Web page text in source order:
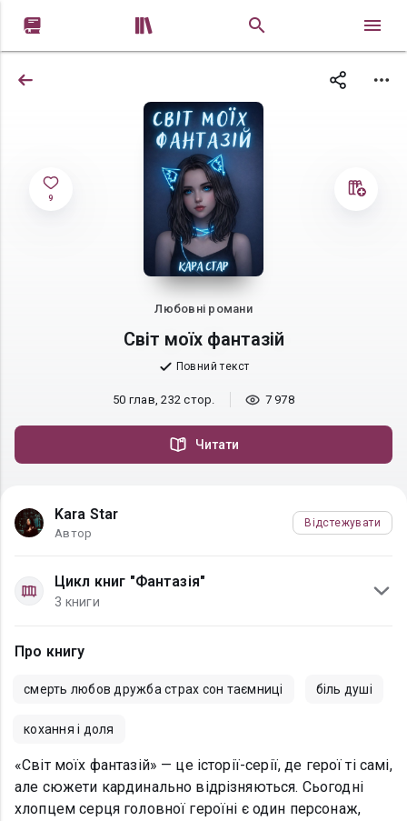
 
9
Любовні романи
Світ моїх фантазій
Повний текст
50 глав, 232 стор. 7 978
Читати
Kara Star
Автор
Відстежувати
Цикл книг "Фантазія"
3 книги
Про книгу
смерть любов дружба страх сон таємниці біль душі
кохання і доля
«Світ моїх фантазій» — це історії-серії, де герої ті самі,
але сюжети кардинально відрізняються. Сьогодні
хлопцем серця головної героїні є один персонаж,